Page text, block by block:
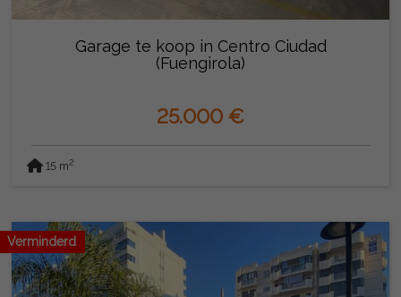
Garage te koop in Centro Ciudad
(Fuengirola)
25.000 €
15 m2
Verminderd